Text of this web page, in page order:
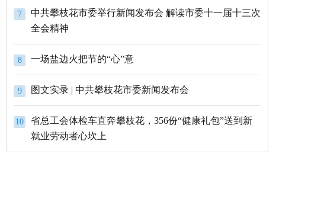
7
中共攀枝花市委举行新闻发布会 解读市委十一届十三次
全会精神
8 一场盐边火把节的“心”意
9 图文实录 | 中共攀枝花市委新闻发布会
10
省总工会体检车直奔攀枝花，356份“健康礼包”送到新
就业劳动者心坎上